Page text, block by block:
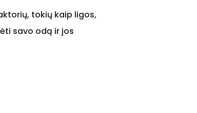
tokių kaip ligos,
savo odą ir jos